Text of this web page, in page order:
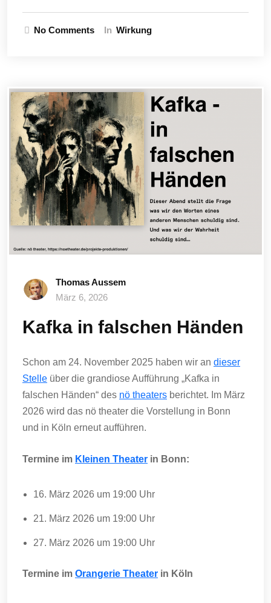
No Comments In Wirkung
Thomas Aussem
März 6, 2026
Kafka in falschen Händen
Schon am 24. November 2025 haben wir an dieser
Stelle über die grandiose Aufführung „Kafka in
falschen Händen“ des nö theaters berichtet. Im März
2026 wird das nö theater die Vorstellung in Bonn
und in Köln erneut aufführen.
Termine im Kleinen Theater in Bonn:
16. März 2026 um 19:00 Uhr
21. März 2026 um 19:00 Uhr
27. März 2026 um 19:00 Uhr
Termine im Orangerie Theater in Köln